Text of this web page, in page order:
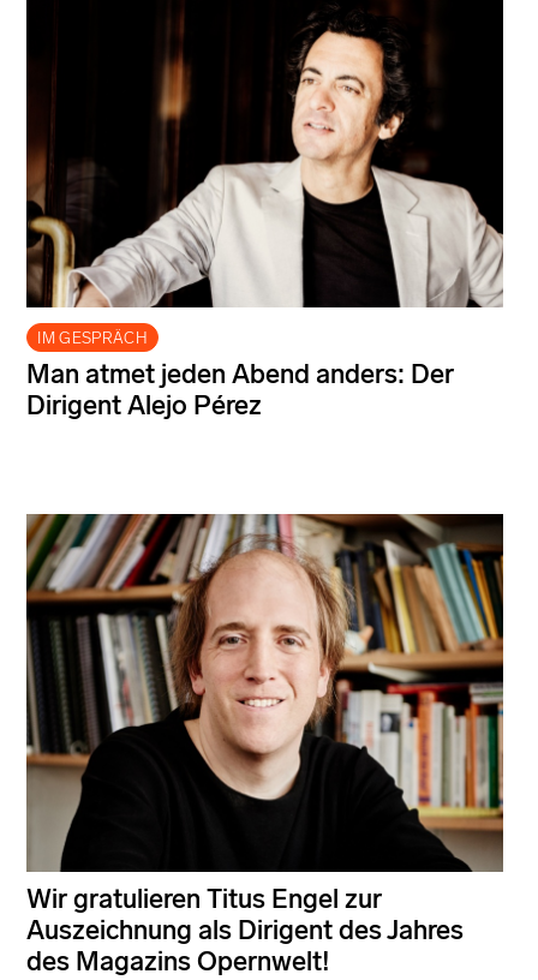
IM GESPRÄCH
Man atmet jeden Abend anders: Der
Dirigent Alejo Pérez
Wir gratulieren Titus Engel zur
Auszeichnung als Dirigent des Jahres
des Magazins Opernwelt!